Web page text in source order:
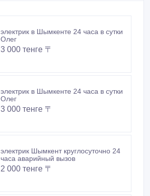
электрик в Шымкенте 24 часа в сутки
Олег
3 000 тенге 〒
электрик в Шымкенте 24 часа в сутки
Олег
3 000 тенге 〒
электрик Шымкент круглосуточно 24
часа аварийный вызов
2 000 тенге 〒